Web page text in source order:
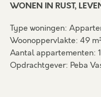
WONEN IN RUST,
Type woningen:
Woonoppervlakte: 49 m²
Aantal appartementen:
Opdrachtgever: Peba